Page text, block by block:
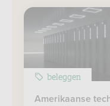
beleggen
Amerikaanse